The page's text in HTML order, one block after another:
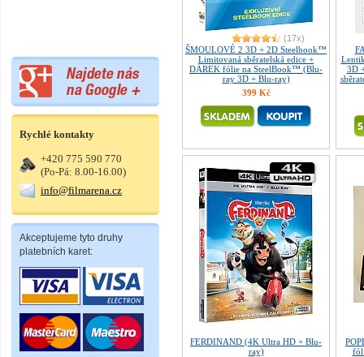
Rychlé kontakty
+420 775 590 770
(Po-Pá: 8.00-16.00)
info@filmarena.cz
Akceptujeme tyto druhy
platebních karet:
(17x)
ŠMOULOVÉ 2 3D + 2D Steelbook™
Limitovaná sběratelská edice +
DÁREK fólie na SteelBook™ (Blu-
ray 3D + Blu-ray)
399 Kč
3D
FERDINAND (4K Ultra HD + Blu-
ray)